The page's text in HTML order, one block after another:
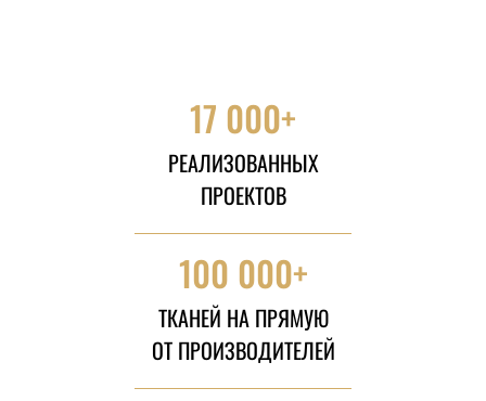
17 000+
РЕАЛИЗОВАННЫХ
ПРОЕКТОВ
100 000+
ТКАНЕЙ НА ПРЯМУЮ
ОТ ПРОИЗВОДИТЕЛЕЙ